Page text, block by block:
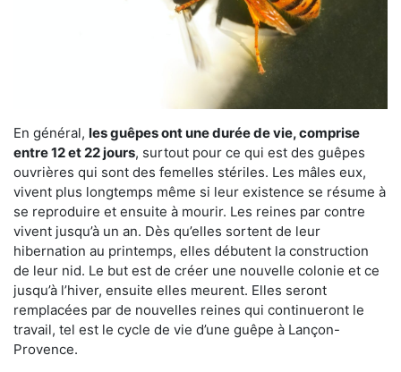
En général, les guêpes ont une durée de vie, comprise
entre 12 et 22 jours, surtout pour ce qui est des guêpes
ouvrières qui sont des femelles stériles. Les mâles eux,
vivent plus longtemps même si leur existence se résume à
se reproduire et ensuite à mourir. Les reines par contre
vivent jusqu’à un an. Dès qu’elles sortent de leur
hibernation au printemps, elles débutent la construction
de leur nid. Le but est de créer une nouvelle colonie et ce
jusqu’à l’hiver, ensuite elles meurent. Elles seront
remplacées par de nouvelles reines qui continueront le
travail, tel est le cycle de vie d’une guêpe à Lançon-
Provence.